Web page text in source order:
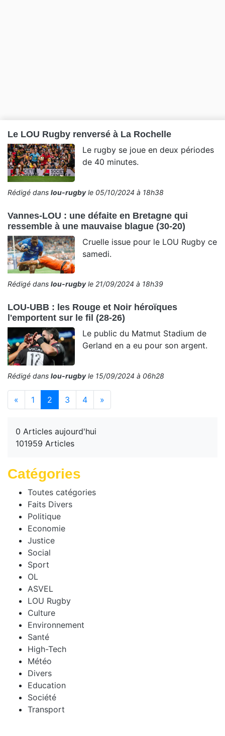
0 Articles aujourd'hui
101959 Articles
Catégories
Toutes catégories
Faits Divers
Politique
Economie
Justice
Social
Sport
OL
ASVEL
LOU Rugby
Culture
Environnement
Santé
High-Tech
Météo
Divers
Education
Société
Transport
Le LOU Rugby renversé à La Rochelle
Le rugby se joue en deux périodes
de 40 minutes.
Rédigé dans lou-rugbyle 05/10/2024 à 18h38
Vannes-LOU : une défaite en Bretagne qui
ressemble à une mauvaise blague (30-20)
Cruelle issue pour le LOU Rugby ce
samedi.
Rédigé dans lou-rugbyle 21/09/2024 à 18h39
LOU-UBB : les Rouge et Noir héroïques
l'emportent sur le fil (28-26)
Le public du Matmut Stadium de
Gerland en a eu pour son argent.
Rédigé dans lou-rugbyle 15/09/2024 à 06h28
« 1 2 (current)
3 4 »